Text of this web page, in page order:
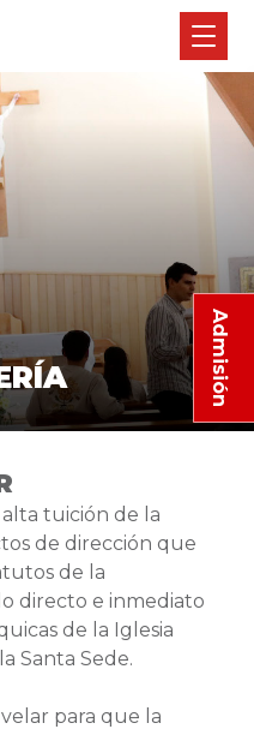
Admisión
tuición de la
de dirección que
de la
directo e inmediato
de la Iglesia
Santa Sede.
para que la